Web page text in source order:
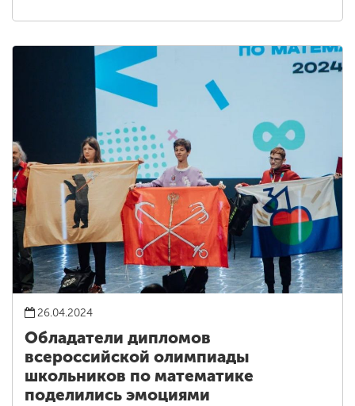
26.04.2024
Обладатели дипломов
всероссийской олимпиады
школьников по математике
поделились эмоциями